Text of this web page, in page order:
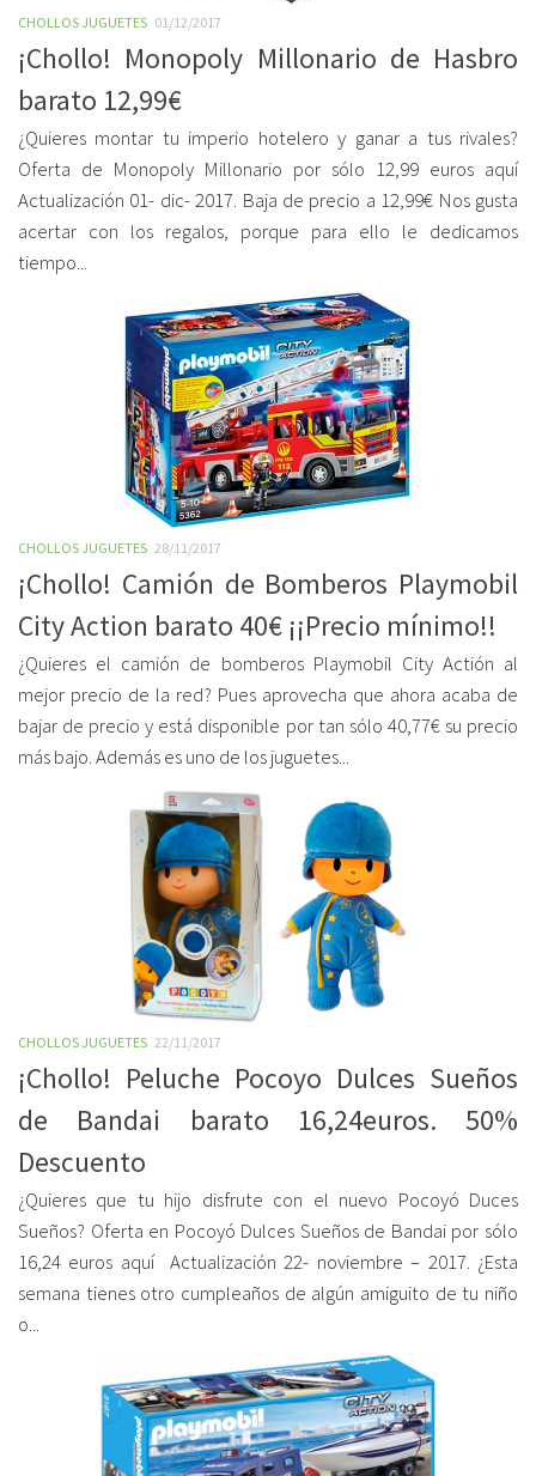
CHOLLOS JUGUETES 01/12/2017
¡Chollo! Monopoly Millonario de Hasbro
barato 12,99€
¿Quieres montar tu imperio hotelero y ganar a tus rivales?
Oferta de Monopoly Millonario por sólo 12,99 euros aquí
Actualización 01- dic- 2017. Baja de precio a 12,99€ Nos gusta
acertar con los regalos, porque para ello le dedicamos
tiempo...
CHOLLOS JUGUETES 28/11/2017
¡Chollo! Camión de Bomberos Playmobil
City Action barato 40€ ¡¡Precio mínimo!!
¿Quieres el camión de bomberos Playmobil City Actión al
mejor precio de la red? Pues aprovecha que ahora acaba de
bajar de precio y está disponible por tan sólo 40,77€ su precio
más bajo. Además es uno de los juguetes...
CHOLLOS JUGUETES 22/11/2017
¡Chollo! Peluche Pocoyo Dulces Sueños
de Bandai barato 16,24euros. 50%
Descuento
¿Quieres que tu hijo disfrute con el nuevo Pocoyó Duces
Sueños? Oferta en Pocoyó Dulces Sueños de Bandai por sólo
16,24 euros aquí Actualización 22- noviembre – 2017. ¿Esta
semana tienes otro cumpleaños de algún amiguito de tu niño
o...